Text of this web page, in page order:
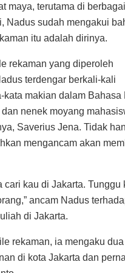
maya, terutama di
Nadus sudah mengakui
itu adalah dirinya.
rekaman yang diperoleh
terdengar berkali-kali
kata makian dalam Bahasa
nenek moyang
Saverius Jena. Tidak
mengancam akan
cari kau di Jakarta. Tunggu
ancam Nadus
di Jakarta.
rekaman, ia mengaku
di kota Jakarta dan